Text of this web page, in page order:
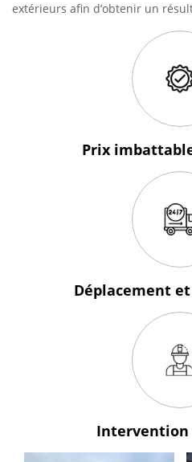
extérieurs afin d’obtenir un
Prix
Déplacement
Intervention